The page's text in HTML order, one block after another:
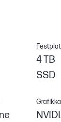
4 TB
SSD